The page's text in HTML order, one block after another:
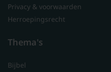
Privacy & voorwaarden
Herroepingsrecht
Thema's
Bijbel